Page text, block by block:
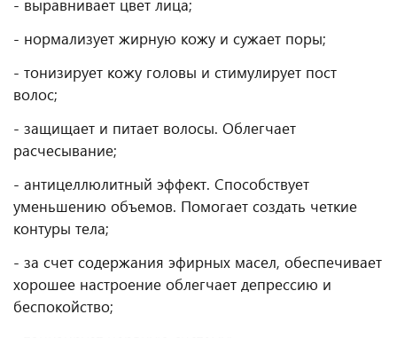
- выравнивает цвет лица;
- нормализует жирную кожу и сужает поры;
- тонизирует кожу головы и стимулирует пост
волос;
- защищает и питает волосы. Облегчает
расчесывание;
- антицеллюлитный эффект. Способствует
уменьшению объемов. Помогает создать четкие
контуры тела;
- за счет содержания эфирных масел, обеспечивает
хорошее настроение облегчает депрессию и
беспокойство;